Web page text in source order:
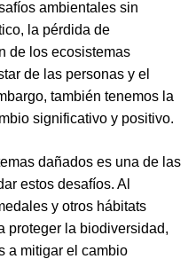
ambientales sin
la pérdida de
de los ecosistemas
de las personas y el
también tenemos la
significativo y positivo.
dañados es una de las
estos desafíos. Al
y otros hábitats
proteger la biodiversidad,
a mitigar el cambio